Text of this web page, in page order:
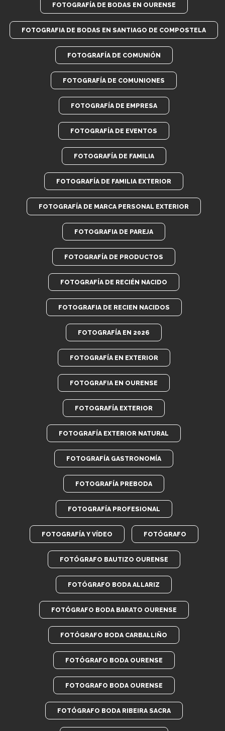
FOTOGRAFÍA DE BODAS EN OURENSE
FOTOGRAFIA DE BODAS EN SANTIAGO DE COMPOSTELA
FOTOGRAFÍA DE COMUNIÓN
FOTOGRAFÍA DE COMUNIONES
FOTOGRAFÍA DE EMPRESA
FOTOGRAFÍA DE EVENTOS
FOTOGRAFÍA DE FAMILIA
FOTOGRAFÍA DE FAMILIA EXTERIOR
FOTOGRAFÍA DE MARCA PERSONAL EXTERIOR
FOTOGRAFIA DE PAREJA
FOTOGRAFÍA DE PRODUCTOS
FOTOGRAFÍA DE RECIÉN NACIDO
FOTOGRAFIA DE RECIEN NACIDOS
FOTOGRAFÍA EN 2026
FOTOGRAFÍA EN EXTERIOR
FOTOGRAFIA EN OURENSE
FOTOGRAFÍA EXTERIOR
FOTOGRAFÍA EXTERIOR NATURAL
FOTOGRAFÍA GASTRONOMÍA
FOTOGRAFÍA PREBODA
FOTOGRAFÍA PROFESIONAL
FOTOGRAFÍA Y VÍDEO FOTÓGRAFO
FOTÓGRAFO BAUTIZO OURENSE
FOTÓGRAFO BODA ALLARIZ
FOTÓGRAFO BODA BARATO OURENSE
FOTÓGRAFO BODA CARBALLIÑO
FOTÓGRAFO BODA OURENSE
FOTOGRAFO BODA OURENSE
FOTÓGRAFO BODA RIBEIRA SACRA